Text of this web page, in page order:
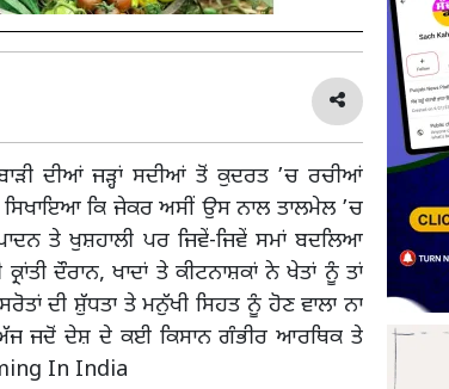
ਦੀਆਂ ਜੜ੍ਹਾਂ ਸਦੀਆਂ ਤੋਂ ਕੁਦਰਤ ’ਚ ਰਚੀਆਂ
ਕਿ ਜੇਕਰ ਅਸੀਂ ਉਸ ਨਾਲ ਤਾਲਮੇਲ ’ਚ
ਤੇ ਖੁਸ਼ਹਾਲੀ ਪਰ ਜਿਵੇਂ-ਜਿਵੇਂ ਸਮਾਂ ਬਦਲਿਆ
ਦੌਰਾਨ, ਖਾਦਾਂ ਤੇ ਕੀਟਨਾਸ਼ਕਾਂ ਨੇ ਖੇਤਾਂ ਨੂੰ ਤਾਂ
ਦੀ ਸ਼ੁੱਧਤਾ ਤੇ ਮਨੁੱਖੀ ਸਿਹਤ ਨੂੰ ਹੋਣ ਵਾਲਾ ਨਾ
ਜਦੋਂ ਦੇਸ਼ ਦੇ ਕਈ ਕਿਸਾਨ ਗੰਭੀਰ ਆਰਥਿਕ ਤੇ
In India